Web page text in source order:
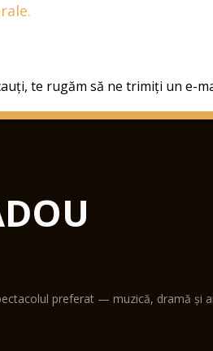
te rugăm să ne trimiți un e-
preferat — muzică, dramă și